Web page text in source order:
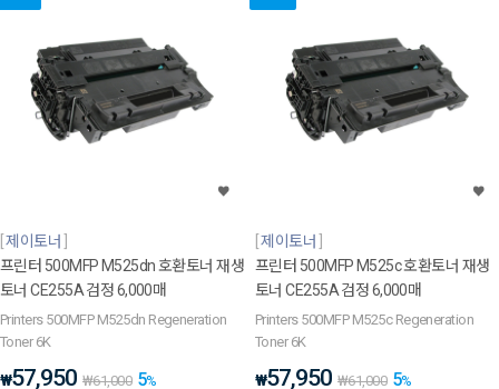
제이토너
프린터 500MFP M525dn 호환토너 재생
토너 CE255A 검정 6,000매
Printers 500MFP M525dn Regeneration
Toner 6K
₩57,950 ₩61,000 5%
제이토너
프린터 500MFP M525c 호환토너 재생
토너 CE255A 검정 6,000매
Printers 500MFP M525c Regeneration
Toner 6K
₩57,950 ₩61,000 5%